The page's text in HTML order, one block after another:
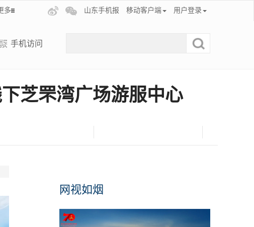
多 山东手机报 移动客户端 用户登录
手机访问
芝罘湾广场游服中心
网视如烟